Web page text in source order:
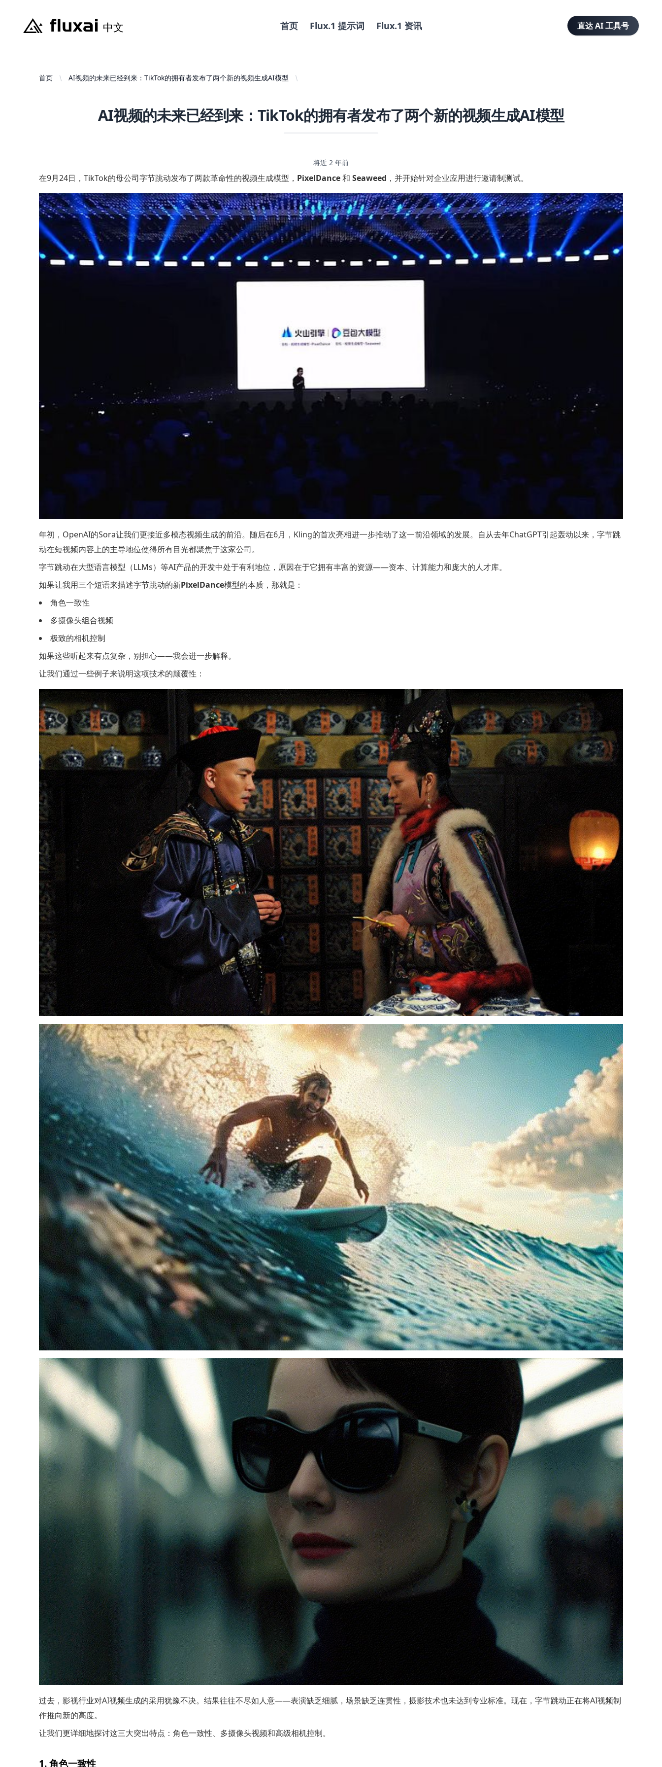
首页 Flux.1 提示词 Flux.1 资讯 直达 AI 工具号
首页 AI视频的未来已经到来：TikTok的拥有者发布了两个新的视频生成AI模型
AI视频的未来已经到来：TikTok的拥有者发布了两个新的视频生成AI模型
将近 2 年前
在9月24日，TikTok的母公司字节跳动发布了两款革命性的视频生成模型， PixelDance和 Seaweed ，并开始针对企业应用进行邀请制测试。
年初，OpenAI的Sora让我们更接近多模态视频生成的前沿。随后在6月，Kling的首次亮相进一步推动了这一前沿领域的发展。自从去年ChatGPT引起轰动以来，字节跳
动在短视频内容上的主导地位使得所有目光都聚焦于这家公司。
字节跳动在大型语言模型（LLMs）等AI产品的开发中处于有利地位，原因在于它拥有丰富的资源——资本、计算能力和庞大的人才库。
如果让我用三个短语来描述字节跳动的新PixelDance模型的本质，那就是：
角色一致性
多摄像头组合视频
极致的相机控制
如果这些听起来有点复杂，别担心——我会进一步解释。
让我们通过一些例子来说明这项技术的颠覆性：
过去，影视行业对AI视频生成的采用犹豫不决。结果往往不尽如人意——表演缺乏细腻，场景缺乏连贯性，摄影技术也未达到专业标准。现在，字节跳动正在将AI视频制
作推向新的高度。
让我们更详细地探讨这三大突出特点：角色一致性、多摄像头视频和高级相机控制。
1. 角色一致性